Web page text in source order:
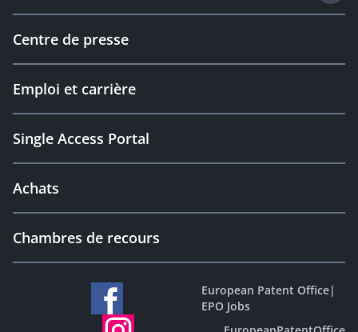
Centre de presse
Emploi et carrière
Single Access Portal
Achats
Chambres de recours
European Patent Office|
EPO Jobs